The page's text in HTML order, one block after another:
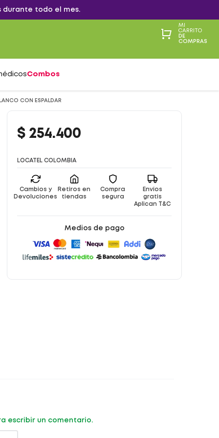
durante todo el mes.
MI
CARRITO
DE
COMPRAS
Combos
CON ESPALDAR
$ 254.400
LOCATEL COLOMBIA
Cambios y
Devoluciones
Retiros en
tiendas
Compra
segura
Envíos
gratis
Aplican T&C
Medios de pago
escribir un comentario.